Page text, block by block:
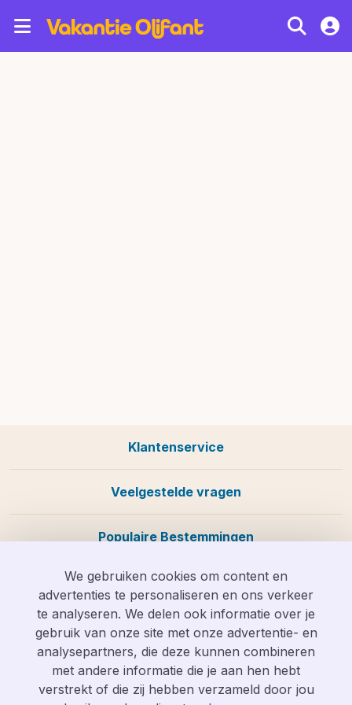
Klantenservice
Veelgestelde vragen
Populaire Bestemmingen
Wij zijn te bereiken op info@vakantieolifant.nl
of op
088 058 0585
We gebruiken cookies om content en
advertenties te personaliseren en ons verkeer
te analyseren. We delen ook informatie over je
gebruik van onze site met onze advertentie- en
analysepartners, die deze kunnen combineren
met andere informatie die je aan hen hebt
verstrekt of die zij hebben verzameld door jou